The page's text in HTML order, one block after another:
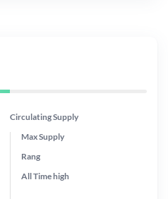
Circulating Supply
Max Supply
Rang
All Timehigh